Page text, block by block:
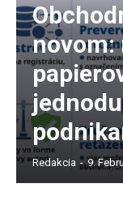
novom:
Redakcia - 9.